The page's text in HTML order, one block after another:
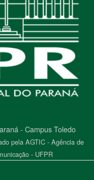
- Campus Toledo
pela AGTIC - Agência de
- UFPR